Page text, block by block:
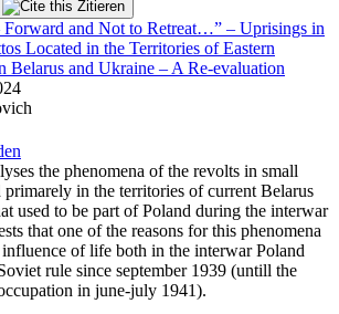
Zitieren
Forward and Not to Retreat…” – Uprisings in
Located in the Territories of Eastern
Belarus and Ukraine – A Re-evaluation
the phenomena of the revolts in small
primarely in the territories of current Belarus
used to be part of Poland during the interwar
that one of the reasons for this phenomena
of life both in the interwar Poland
rule since september 1939 (untill the
in june-july 1941).